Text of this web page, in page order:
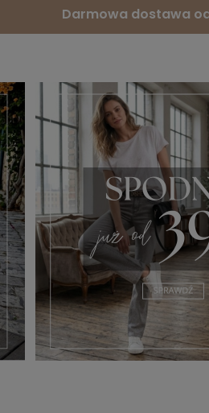
Darmowa dostawa